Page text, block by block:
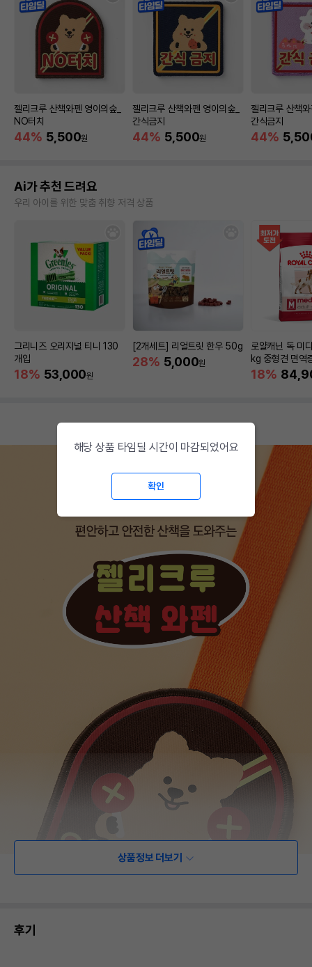
젤리크루 산책와펜 영이의숲_
NO터치
44% 5,500원
젤리크루 산책와펜 영이의숲_
간식금지
44% 5,500원
젤리크루 산책
간식금지
44%
Ai가 추천 드려요
우리 아이를 위한 맞춤 취향 저격 상품
그리니즈 오리지널 티니 130
개입
18% 53,000원
[2개세트] 리얼트릿 한우 50g
28% 5,000원
로얄캐닌 독 미
kg 중형견 면역
18%
상품정보 더보기
후기
해당 상품 타임딜 시간이 마감되었어요
확인